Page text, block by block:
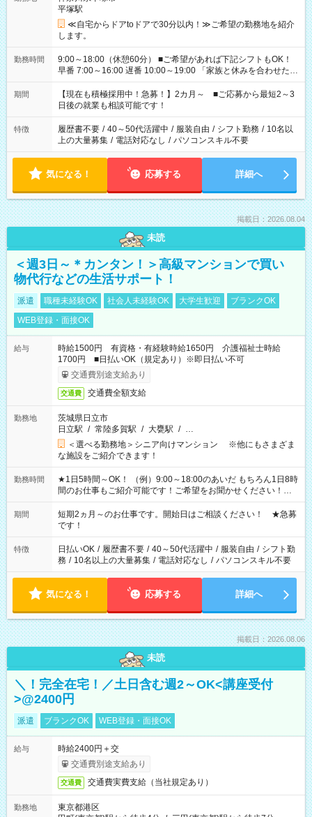
平塚駅
≪自宅からドアtoドアで30分以内！≫ご希望の勤務地を紹介
します。
勤務時間
9:00～18:00（休憩60分） ■ご希望があれば下記シフトもOK！
早番 7:00～16:00 遅番 10:00～19:00 「家族と休みを合わせた
い」 「余裕を持って夕飯の準備がしたい」 「できれば残業はし
たくない」 など、ご希望を教えてくださいね。 ※Wワーク希望
の方へ 今ご覧のお仕事で希望する勤務時間と、もう1つのお仕事
の勤務時間。 合計で週40時間を超える場合は応募できません。
期間
【現在も積極採用中！急募！】2カ月～ ■ご応募から最短2～3
日後の就業も相談可能です！
特徴 履歴書不要 / 40～50代活躍中 / 服装自由 / シフト勤務 / 10名以
上の大量募集 / 電話対応なし / パソコンスキル不要
気になる！ 応募する 詳細へ
掲載日：2026.08.04
未読
＜週3日～＊カンタン！＞高級マンションで買い
物代行などの生活サポート！
派遣 職種未経験OK 社会人未経験OK 大学生歓迎
ブランクOK
WEB登録・面接OK
給与
時給1500円 有資格・有経験時給1650円 介護福祉士時給
1700円 ■日払いOK（規定あり）※即日払い不可
交通費別途支給あり
交通費 交通費全額支給
勤務地
茨城県日立市
日立駅 / 常陸多賀駅 / 大甕駅 / …
＜選べる勤務地＞シニア向けマンション ※他にもさまざま
な施設をご紹介できます！
勤務時間
★1日5時間～OK！ （例）9:00～18:00のあいだ もちろん1日8時
間のお仕事もご紹介可能です！ご希望をお聞かせください！★
家庭の都合でお休みが必要な場合も遠慮なくご相談ください。
※週最低15時間以上の勤務が必要です
期間
短期2ヵ月～のお仕事です。開始日はご相談ください！ ★急募
です！
特徴 日払いOK / 履歴書不要 / 40～50代活躍中 / 服装自由 / シフト勤
務 / 10名以上の大量募集 / 電話対応なし / パソコンスキル不要
気になる！ 応募する 詳細へ
掲載日：2026.08.06
未読
＼！完全在宅！／土日含む週2～OK<講座受付
>@2400円
派遣 ブランクOK WEB登録・面接OK
給与
時給2400円＋交
交通費別途支給あり
交通費 交通費実費支給（当社規定あり）
勤務地
東京都港区